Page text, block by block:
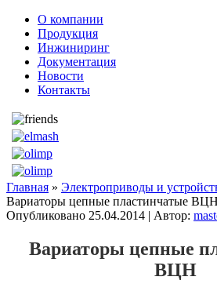
О компании
Продукция
Инжиниринг
Документация
Новости
Контакты
Главная » Электроприводы и
Вариаторы цепные пластинчатые ВЦН
Опубликовано 25.04.2014 | Автор:
Вариаторы цепные
ВЦН